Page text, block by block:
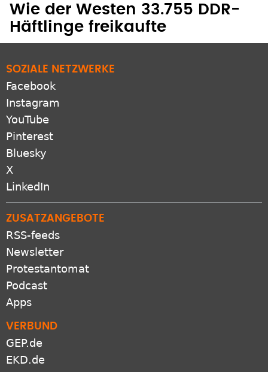
Wie der Westen 33.755 DDR-
Häftlinge freikaufte
SOZIALE NETZWERKE
Facebook
Instagram
YouTube
Pinterest
Bluesky
X
LinkedIn
ZUSATZANGEBOTE
RSS-feeds
Newsletter
Protestantomat
Podcast
Apps
VERBUND
GEP.de
EKD.de